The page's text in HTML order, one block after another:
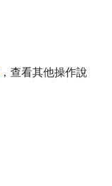
，查看其他操作說